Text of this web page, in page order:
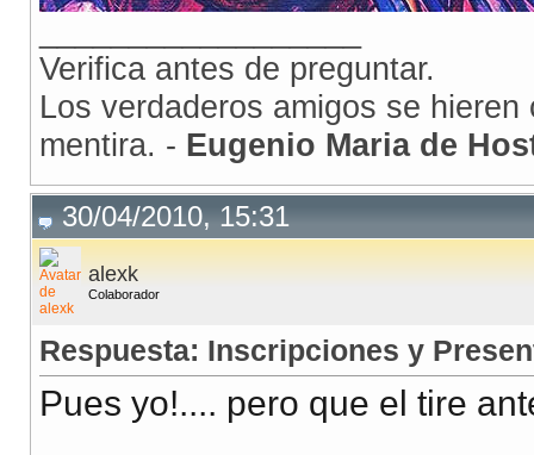
Verifica antes de preguntar.
Los verdaderos amigos se
mentira. - Eugenio Maria de
30/04/2010, 15:31
alexk
Colaborador
Respuesta: Inscripciones y
Pues yo!.... pero que el tire